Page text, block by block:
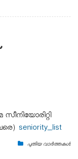
seniority_list
പുതിയ വാർത്തകൾ